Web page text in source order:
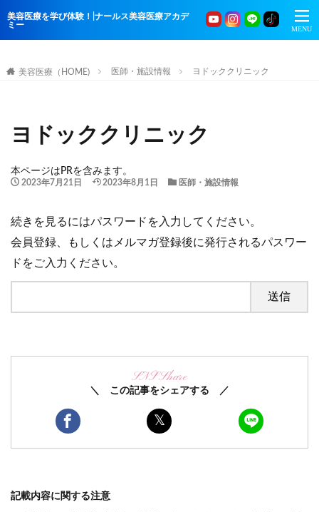
美容医療を学び体験！|ナールス美容医療アカデ
ミー
美容医療（HOME) 医師・施設情報 ヨドッククリニック
ヨドッククリニック
本ページはPRを含みます。
2023年7月21日 2023年8月1日 医師・施設情報
続きを見るにはパスワードを入力してください。
会員登録、もしくはメルマガ登録後に発行されるパスワー
ドをご入力ください。
SNS Share
＼ この記事をシェアする ／
記載内容に関する注意